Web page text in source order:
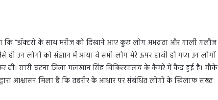
“डॉक्टरों के साथ मरीज को दिखाने आए कुछ लोग अभद्रता और गाली गलौज
उन लोगों को संज्ञान में आया वे सभी लोग मेरे ऊपर हावी हो गए। उन लोगों
दी। सारी घटना जिला मलखान सिंह चिकित्सालय के कैमरे में कैद हुई है। मौके
आश्वासन मिला है कि तहरीर के आधार पर संबंधित लोगों के खिलाफ सख्त